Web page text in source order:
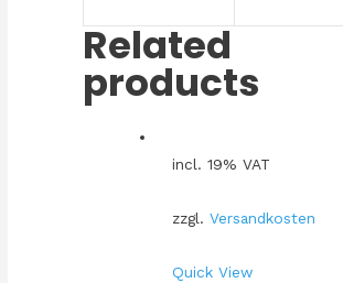
Related
products
incl. 19% VAT
zzgl. Versandkosten
Quick View